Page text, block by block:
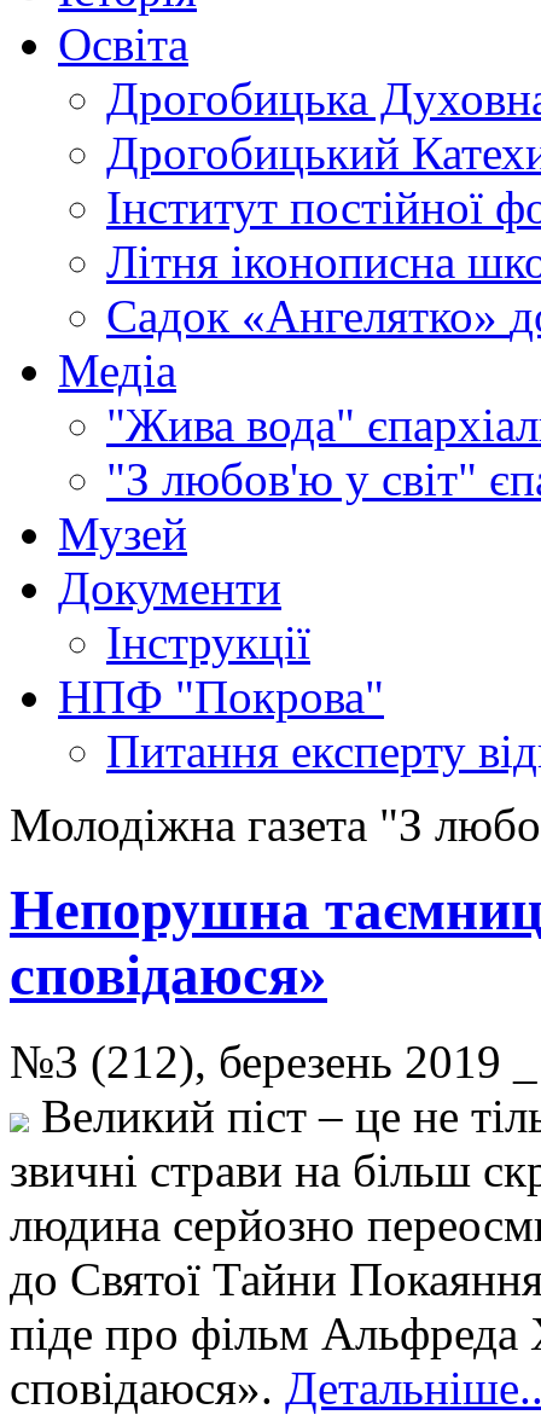
Освіта
Дрогобицька
Дрогобицький
Інститут постійної
Літня іконописна
Садок «Ангелятко»
Медіа
"Жива вода"
"З любов'ю у світ"
Музей
Документи
Інструкції
НПФ "Покрова"
Питання експерту
Молодіжна газета "З
Непорушна
сповідаюся»
№3 (212), березень 2019
Великий піст – це не
звичні страви на більш
людина серйозно
до Святої Тайни
піде про фільм Альфреда
сповідаюся».